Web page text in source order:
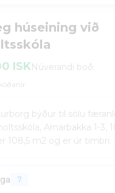
húseining við
ISKNúverandi boð:
býður til sölu
Arnarbakka 1-3,
108,5 m2 og er úr timbri.
7